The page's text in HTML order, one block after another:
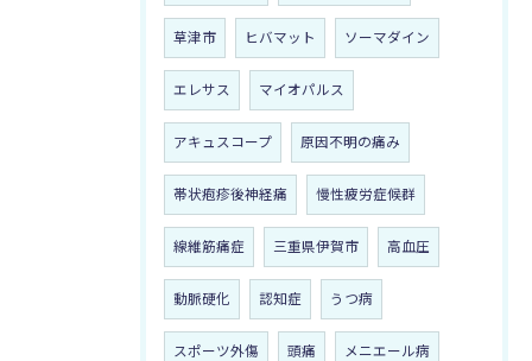
草津市 ヒバマット ソーマダイン
エレサス マイオパルス
アキュスコープ 原因不明の痛み
帯状疱疹後神経痛 慢性疲労症候群
線維筋痛症 三重県伊賀市 高血圧
動脈硬化 認知症 うつ病
スポーツ外傷 頭痛 メニエール病